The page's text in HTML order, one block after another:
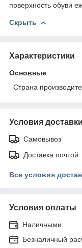
поверхность обуви
Скрыть
Характеристики
Основные
Страна
Условия доставки
Самовывоз
Доставка почтой
Все условия
Условия оплаты
Наличными
Безналичный